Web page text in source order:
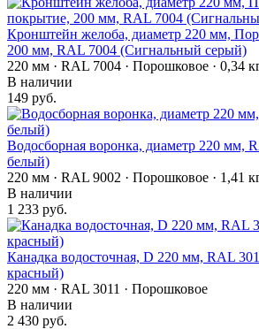
Кронштейн желоба, диаметр 220 мм,
200 мм, RAL 7004 (Сигнальный серый)
220 мм · RAL 7004 · Порошковое · 0,34
В наличии
149 руб.
Водосборная воронка, диаметр 220 мм,
белый)
220 мм · RAL 9002 · Порошковое · 1,41
В наличии
1 233 руб.
Канадка водосточная, D 220 мм, RAL
красный)
220 мм · RAL 3011 · Порошковое
В наличии
2 430 руб.